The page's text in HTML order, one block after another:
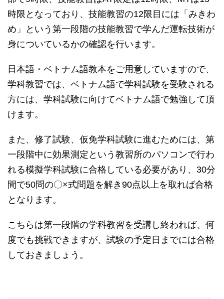
時限となっており、技能教習の12限目には「みきわ
め」という第一段階の技能教習で学んだ運転技術が
身についているかの確認を行います。
日本語・ベトナム語教本をご用意していますので、
学科教習では、ベトナム語で学科試験を受験される
方には、学科試験に向けてベトナム語で勉強して頂
けます。
また、修了試験、仮免学科試験に進むためには、第
一段階中に効果測定という教習所のパソコンで行わ
れる模擬学科試験に合格している必要があり、30分
間で50問の〇×式問題を解き90点以上を取れば合格
となります。
こちらは第一段階の学科教習を受講し終われば、何
度でも挑戦できますが、試験の予定日までには合格
しておきましょう。